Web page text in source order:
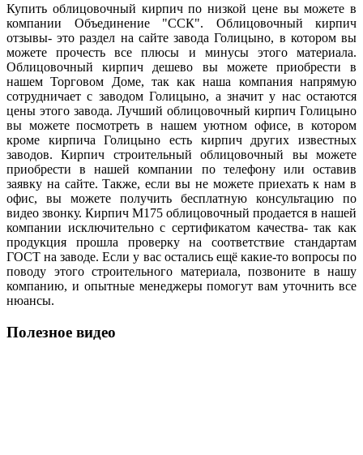
Купить облицовочный кирпич по низкой цене вы можете в
компании Объединение "ССК". Облицовочный кирпич
отзывы- это раздел на сайте завода Голицыно, в котором вы
можете прочесть все плюсы и минусы этого материала.
Облицовочный кирпич дешево вы можете приобрести в
нашем Торговом Доме, так как наша компания напрямую
сотрудничает с заводом Голицыно, а значит у нас остаются
цены этого завода. Лучший облицовочный кирпич Голицыно
вы можете посмотреть в нашем уютном офисе, в котором
кроме кирпича Голицыно есть кирпич других известных
заводов. Кирпич строительный облицовочный вы можете
приобрести в нашей компании по телефону или оставив
заявку на сайте. Также, если вы не можете приехать к нам в
офис, вы можете получить бесплатную консультацию по
видео звонку. Кирпич М175 облицовочный продается в нашей
компании исключительно с сертификатом качества- так как
продукция прошла проверку на соответствие стандартам
ГОСТ на заводе. Если у вас остались ещё какие-то вопросы по
поводу этого строительного материала, позвоните в нашу
компанию, и опытные менеджеры помогут вам уточнить все
нюансы.
Полезное видео